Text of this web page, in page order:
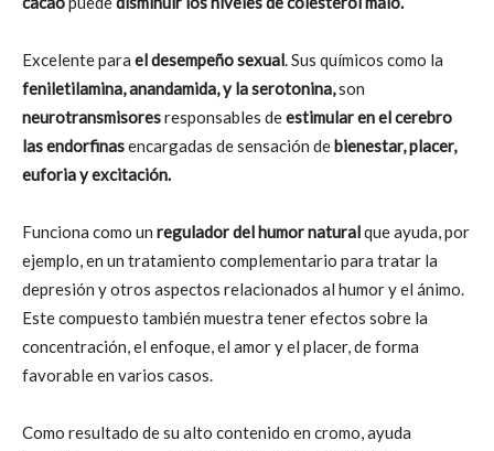
Excelente para el desempeño sexual. Sus químicos como la
feniletilamina, anandamida, y la serotonina,son
neurotransmisoresresponsables deestimular en el cerebro
las endorfinasencargadas de sensación debienestar, placer,
euforia y excitación.
Funciona como un regulador del humor naturalque ayuda, por
ejemplo, en un tratamiento complementario para tratar la
depresión y otros aspectos relacionados al humor y el ánimo.
Este compuesto también muestra tener efectos sobre la
concentración, el enfoque, el amor y el placer, de forma
favorable en varios casos.
Como resultado de su alto contenido en cromo, ayuda